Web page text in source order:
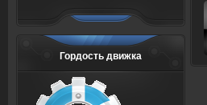
Гордость движка